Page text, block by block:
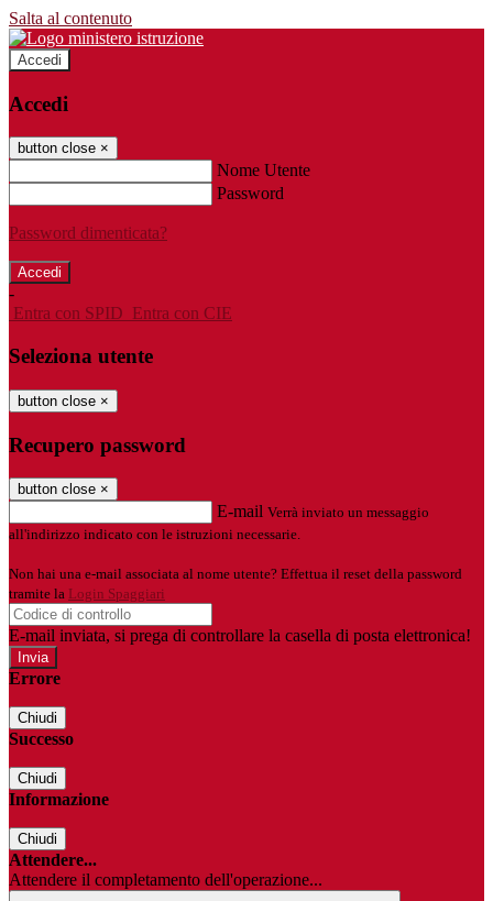
Salta al contenuto
Accedi
Accedi
button close ×
Nome Utente
Password
Password dimenticata?
-
Entra con SPID Entra con CIE
Seleziona utente
button close ×
Recupero password
button close ×
E-mail Verrà inviato un messaggio
all'indirizzo indicato con le istruzioni necessarie.
Non hai una e-mail associata al nome utente? Effettua il reset della password
tramite la Login Spaggiari
E-mail inviata, si prega di controllare la casella di posta elettronica!
Errore
Chiudi
Successo
Chiudi
Informazione
Chiudi
Attendere...
Attendere il completamento dell'operazione...